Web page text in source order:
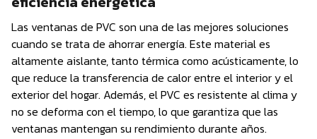
Las ventanas de PVC son una de las mejores soluciones
cuando se trata de ahorrar energía. Este material es
altamente aislante, tanto térmica como acústicamente, lo
que reduce la transferencia de calor entre el interior y el
exterior del hogar. Además, el PVC es resistente al clima y
no se deforma con el tiempo, lo que garantiza que las
ventanas mantengan su rendimiento durante años.